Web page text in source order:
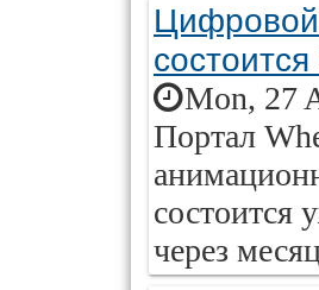
Цифровой
Mon, 27
Портал
состоится
через